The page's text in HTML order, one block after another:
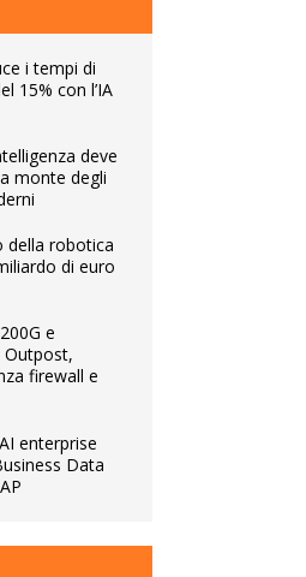
i tempi di
15% con l’IA
deve
monte degli
della robotica
di euro
e
Outpost,
firewall e
enterprise
Data